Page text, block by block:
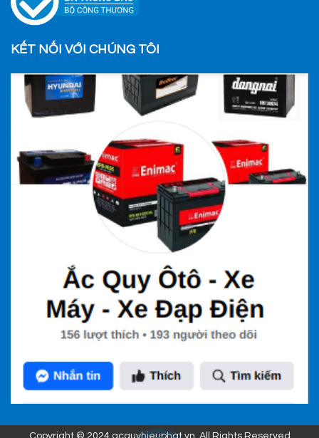
KẾT NỐI VỚI CHÚNG TÔI
Copyright © 2024 acquyhieuphat.vn. All Rights Reserved